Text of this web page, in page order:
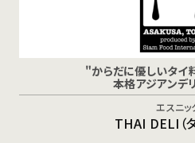
"からだに優しいタイ
本格アジアンデ
エスニッ
THAI DELI（